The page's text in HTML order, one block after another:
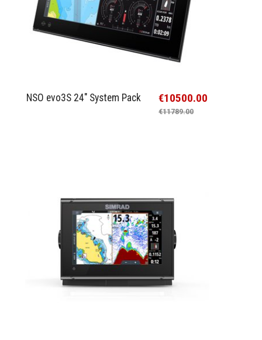
NSO evo3S 24" System Pack €10500.00
€11789.00